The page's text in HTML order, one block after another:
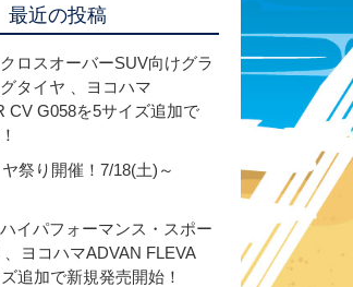
最近の投稿
クロスオーバーSUV向けグラ
タイヤ 、ヨコハマ
CV G058を5サイズ追加で
祭り開催！7/18(土)～
ハイパフォーマンス・スポー
ヨコハマADVAN FLEVA
追加で新規発売開始！